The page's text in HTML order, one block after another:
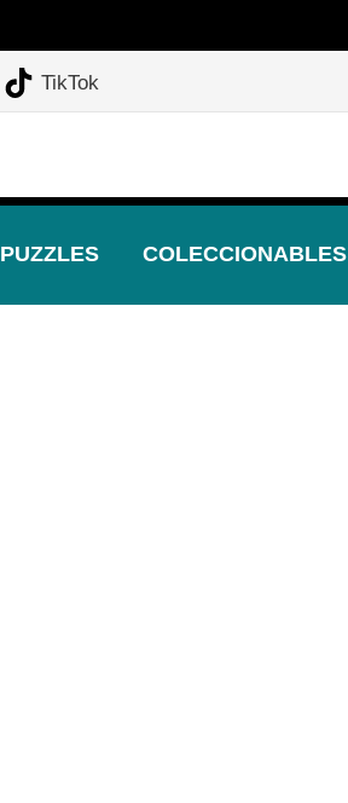
TikTok
PUZZLES COLECCIONABLES